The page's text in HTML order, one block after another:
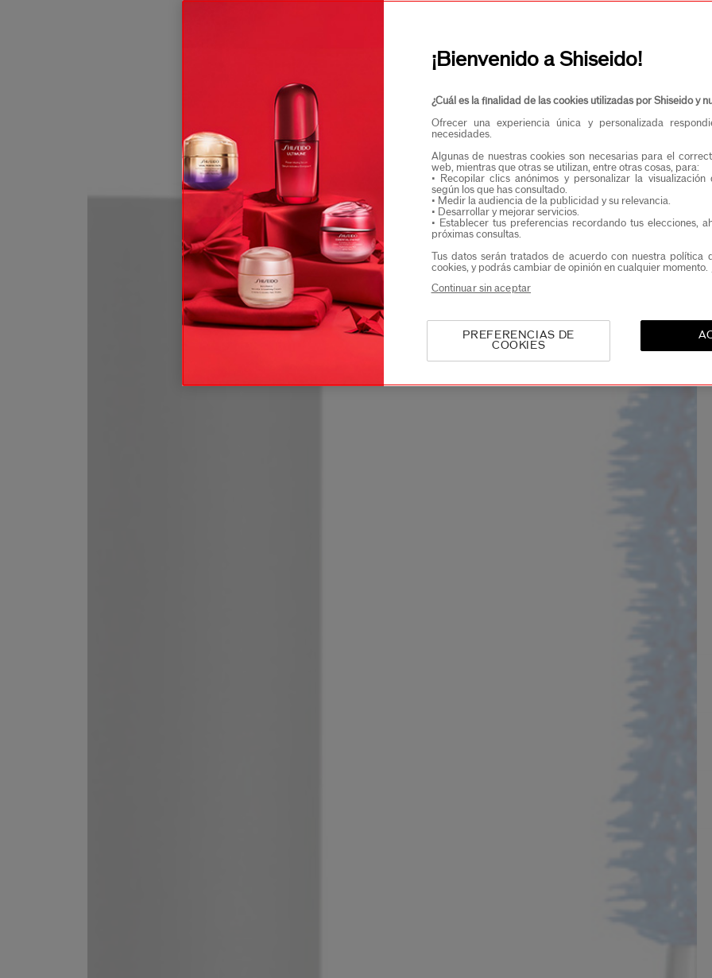
Podrás acceder en exclusiva a nuevos
¡Bienvenido a Shiseido!
¿Cuál es la finalidad de las cookies utilizadas por Shiseido y
Ofrecer una experiencia única y personalizada
necesidades.
Algunas de nuestras cookies son necesarias para el
web, mientras que otras se utilizan, entre otras cosas, para:
• Recopilar clics anónimos y personalizar la visualización
según los que has consultado.
• Medir la audiencia de la publicidad y su relevancia.
• Desarrollar y mejorar servicios.
• Establecer tus preferencias recordando tus elecciones,
próximas consultas.
Tus datos serán tratados de acuerdo con nuestra política
cookies, y podrás cambiar de opinión en cualquier momento.
PREFERENCIAS DE
COOKIES
Continuar sin aceptar